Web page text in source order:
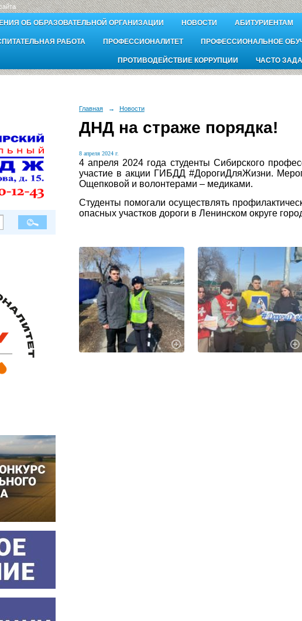
ОБ ОБРАЗОВАТЕЛЬНОЙ ОРГАНИЗАЦИИ НОВОСТИ АБИТУРИЕНТАМ
РАБОТА ПРОФЕССИОНАЛИТЕТ ПРОФЕССИОНАЛЬНОЕ
ПРОТИВОДЕЙСТВИЕ КОРРУПЦИИ ЧАСТО
Главная → Новости
ДНД на страже порядка!
8 апреля 2024 г.
4 апреля 2024 года студенты Сибирского
участие в акции ГИБДД #ДорогиДляЖизни.
Ощепковой и волонтерами – медиками.
Студенты помогали осуществлять
опасных участков дороги в Ленинском округе